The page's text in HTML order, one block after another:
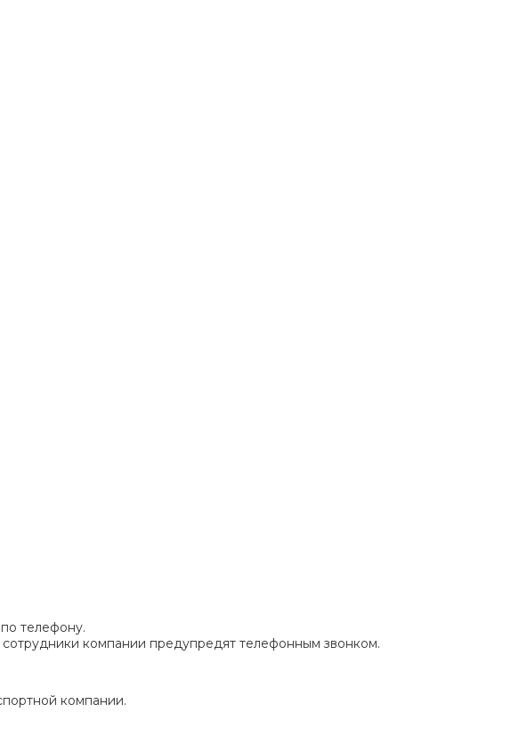
телефону.
компании предупредят телефонным звонком.
компании.